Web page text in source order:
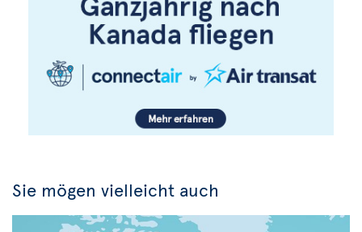
Sie mögen vielleicht auch